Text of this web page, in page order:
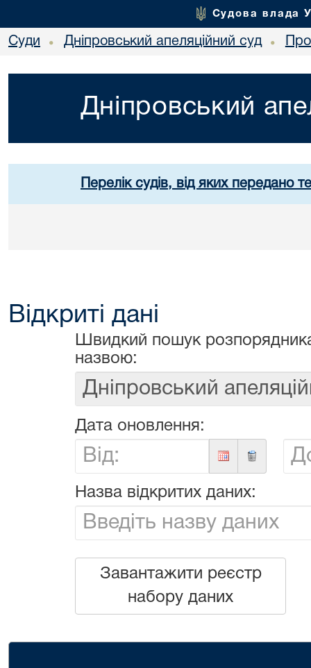
Судова влада
Суди • Дніпровський апеляційний суд •
Дніпровський
Перелік судів, від яких передано
Відкриті дані
Швидкий пошук
назвою:
Дата оновлення:
Від:
До:
Назва відкритих даних:
Завантажити реєстр
набору даних